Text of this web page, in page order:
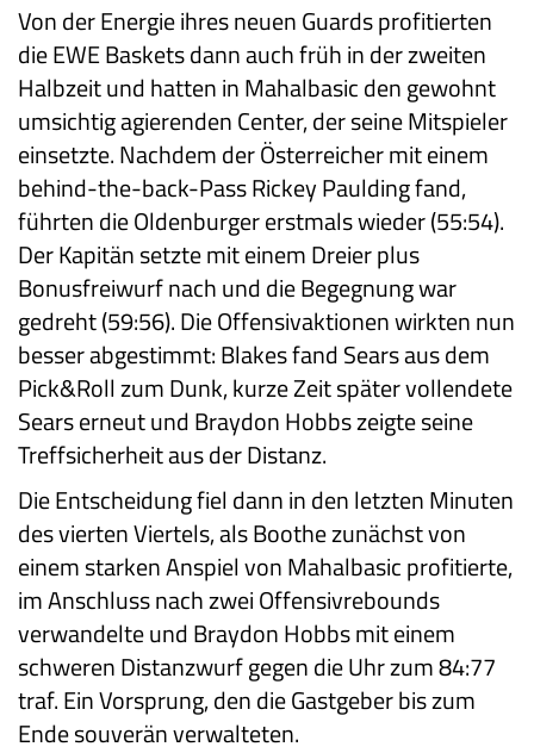
Von der Energie ihres neuen Guards profitierten
die EWE Baskets dann auch früh in der zweiten
Halbzeit und hatten in Mahalbasic den gewohnt
umsichtig agierenden Center, der seine Mitspieler
einsetzte. Nachdem der Österreicher mit einem
behind-the-back-Pass Rickey Paulding fand,
führten die Oldenburger erstmals wieder (55:54).
Der Kapitän setzte mit einem Dreier plus
Bonusfreiwurf nach und die Begegnung war
gedreht (59:56). Die Offensivaktionen wirkten nun
besser abgestimmt: Blakes fand Sears aus dem
Pick&Roll zum Dunk, kurze Zeit später vollendete
Sears erneut und Braydon Hobbs zeigte seine
Treffsicherheit aus der Distanz.
Die Entscheidung fiel dann in den letzten Minuten
des vierten Viertels, als Boothe zunächst von
einem starken Anspiel von Mahalbasic profitierte,
im Anschluss nach zwei Offensivrebounds
verwandelte und Braydon Hobbs mit einem
schweren Distanzwurf gegen die Uhr zum 84:77
traf. Ein Vorsprung, den die Gastgeber bis zum
Ende souverän verwalteten.